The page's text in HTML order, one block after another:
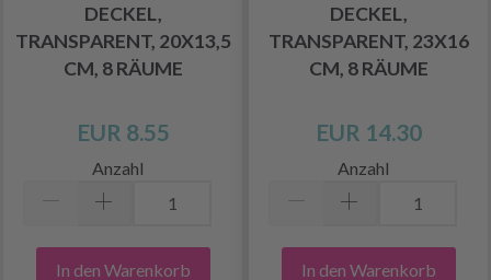
DECKEL,
TRANSPARENT, 20X13,5
CM, 8 RÄUME
EUR 8.55
Anzahl
In den Warenkorb
DECKEL,
TRANSPARENT, 23X16
CM, 8 RÄUME
EUR 14.30
Anzahl
In den Warenkorb